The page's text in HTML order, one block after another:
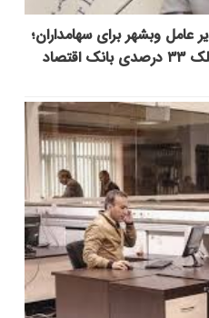
عامل وبشهر برای سهامداران؛
مجوز تاریخی تملک ۳۳ درصدی بانک اقتصاد